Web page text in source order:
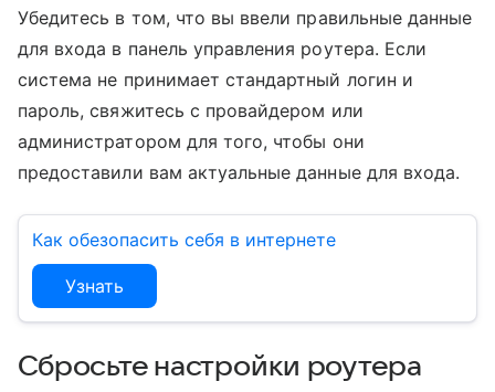
Убедитесь в том, что вы ввели правильные данные
для входа в панель управления роутера. Если
система не принимает стандартный логин и
пароль, свяжитесь с провайдером или
администратором для того, чтобы они
предоставили вам актуальные данные для входа.
Как обезопасить себя в интернете
Узнать
Сбросьте настройки роутера